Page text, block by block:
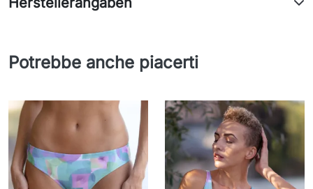
Potrebbe anche piacerti